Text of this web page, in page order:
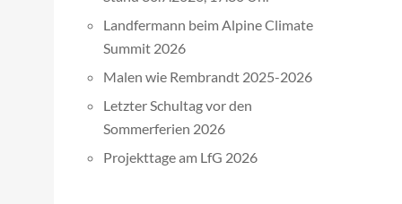
Landfermann beim Alpine Climate
Summit 2026
Malen wie Rembrandt 2025-2026
Letzter Schultag vor den
Sommerferien 2026
Projekttage am LfG 2026